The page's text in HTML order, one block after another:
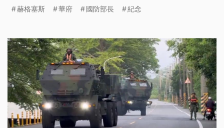
懲罰。華府聯邦檢察長強調，所有起訴都基於證據辦
赫格塞斯 華府 國防部長 紀念